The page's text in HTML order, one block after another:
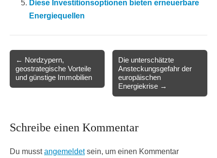
Diese Investitionsoptionen bieten erneuerbare
Energiequellen
navigation
← Nordzypern,
geostrategische Vorteile
und günstige Immobilien
Die unterschätzte
Ansteckungsgefahr der
europäischen
Energiekrise →
Schreibe einen Kommentar
Du musstangemeldetsein, um einen Kommentar